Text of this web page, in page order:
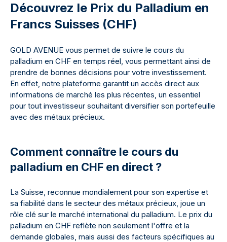
Découvrez le Prix du Palladium en
Francs Suisses (CHF)
GOLD AVENUE vous permet de suivre le cours du
palladium en CHF en temps réel, vous permettant ainsi de
prendre de bonnes décisions pour votre investissement.
En effet, notre plateforme garantit un accès direct aux
informations de marché les plus récentes, un essentiel
pour tout investisseur souhaitant diversifier son portefeuille
avec des métaux précieux.
Comment connaître le cours du
palladium en CHF en direct ?
La Suisse, reconnue mondialement pour son expertise et
sa fiabilité dans le secteur des métaux précieux, joue un
rôle clé sur le marché international du palladium. Le prix du
palladium en CHF reflète non seulement l'offre et la
demande globales, mais aussi des facteurs spécifiques au